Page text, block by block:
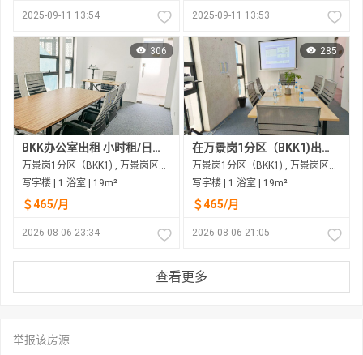
2025-09-11 13:54 2025-09-11 13:53
306
BKK办公室出租 小时租/日租均可
万景岗1分区（BKK1) , 万景岗区（BKK) , 金边市
写字楼 | 1 浴室 | 19m²
＄465/月
2026-08-06 23:34
285
在万景岗1分区（BKK1)出租的写字楼
万景岗1分区（BKK1) , 万景岗区（BKK) , 金边市
写字楼 | 1 浴室 | 19m²
＄465/月
2026-08-06 21:05
查看更多
举报该房源